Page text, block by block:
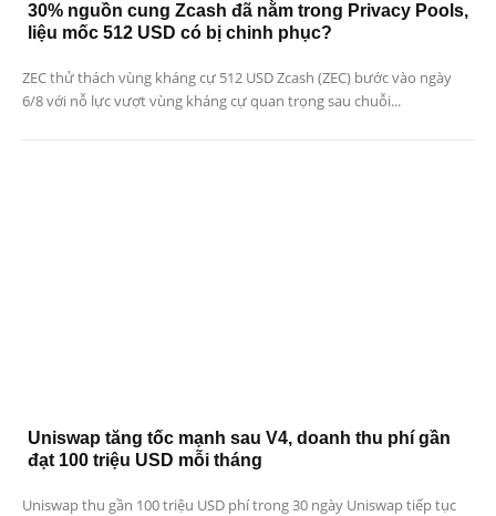
30% nguồn cung Zcash đã nằm trong Privacy Pools,
liệu mốc 512 USD có bị chinh phục?
ZEC thử thách vùng kháng cự 512 USD Zcash (ZEC) bước vào ngày
6/8 với nỗ lực vượt vùng kháng cự quan trọng sau chuỗi...
Uniswap tăng tốc mạnh sau V4, doanh thu phí gần
đạt 100 triệu USD mỗi tháng
Uniswap thu gần 100 triệu USD phí trong 30 ngày Uniswap tiếp tục